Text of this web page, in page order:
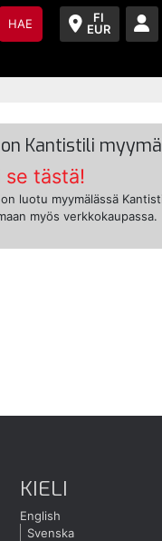
FI
EUR
HAE
Kantistili
tästä!
luotu myymälässä
myös verkkokaupassa.
KIELI
English
Svenska